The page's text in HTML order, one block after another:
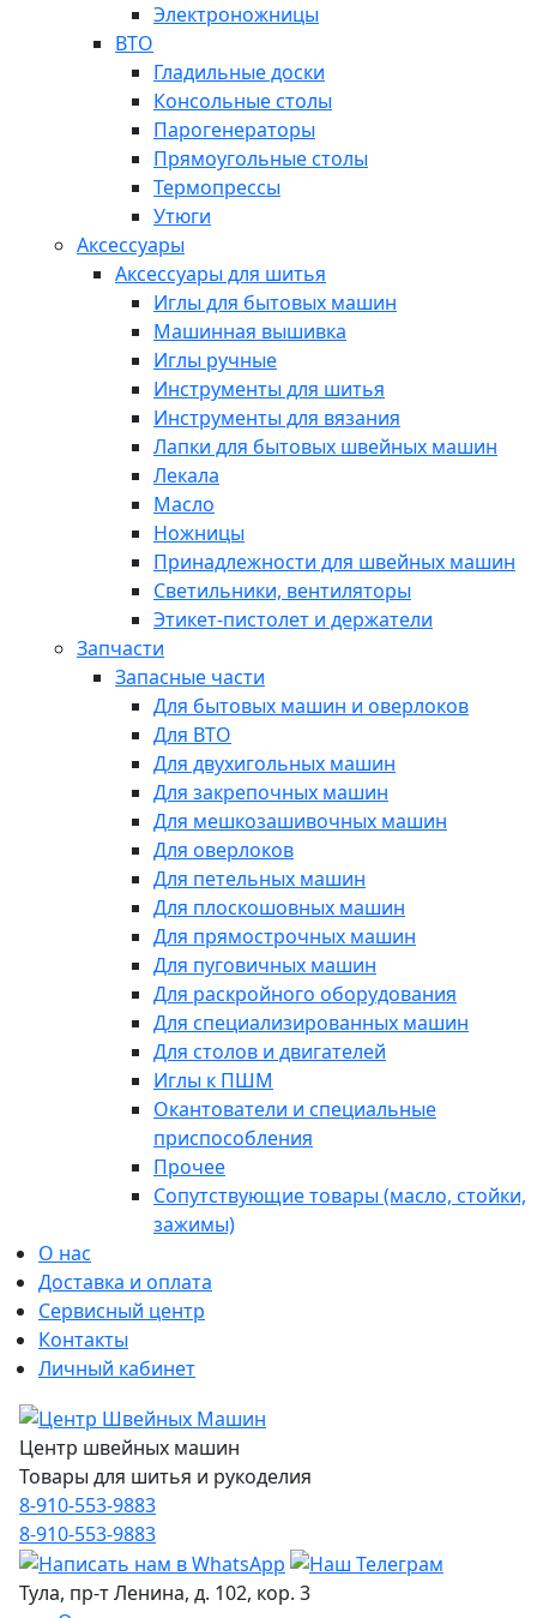
Электроножницы
ВТО
Гладильные доски
Консольные столы
Парогенераторы
Прямоугольные столы
Термопрессы
Утюги
Аксессуары
Аксессуары для шитья
Иглы для бытовых машин
Машинная вышивка
Иглы ручные
Инструменты для шитья
Инструменты для вязания
Лапки для бытовых швейных машин
Лекала
Масло
Ножницы
Принадлежности для швейных машин
Светильники, вентиляторы
Этикет-пистолет и держатели
Запчасти
Запасные части
Для бытовых машин и оверлоков
Для ВТО
Для двухигольных машин
Для закрепочных машин
Для мешкозашивочных машин
Для оверлоков
Для петельных машин
Для плоскошовных машин
Для прямострочных машин
Для пуговичных машин
Для раскройного оборудования
Для специализированных машин
Для столов и двигателей
Иглы к ПШМ
Окантователи и специальные
приспособления
Прочее
Сопутствующие товары (масло, стойки,
зажимы)
О нас
Доставка и оплата
Сервисный центр
Контакты
Личный кабинет
Центр швейных машин
Товары для шитья и рукоделия
8-910-553-9883
8-910-553-9883
Тула, пр-т Ленина, д. 102, кор. 3